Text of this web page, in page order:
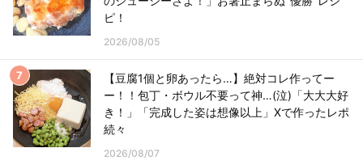
ピ！
2026/08/05
【豆腐1個と卵あったら…】絶対コレ作ってー
ー！！包丁・ボウル不要って神…(泣)「大大大好
き！」「完成した姿は想像以上」Xで作ったレポ
続々
2026/08/07